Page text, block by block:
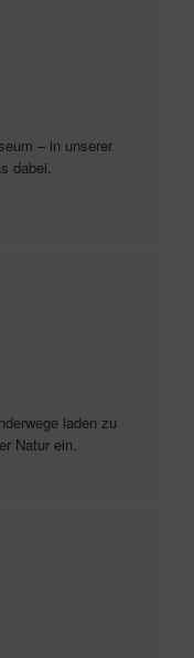
– in unserer
dabei.
laden zu
Natur ein.